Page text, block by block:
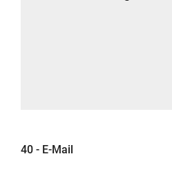
40 - E-Mail